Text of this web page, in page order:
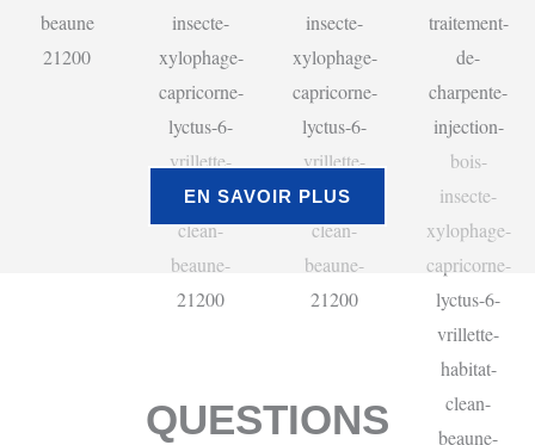
EN SAVOIR PLUS
QUESTIONS